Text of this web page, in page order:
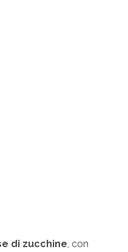
di zucchine, con